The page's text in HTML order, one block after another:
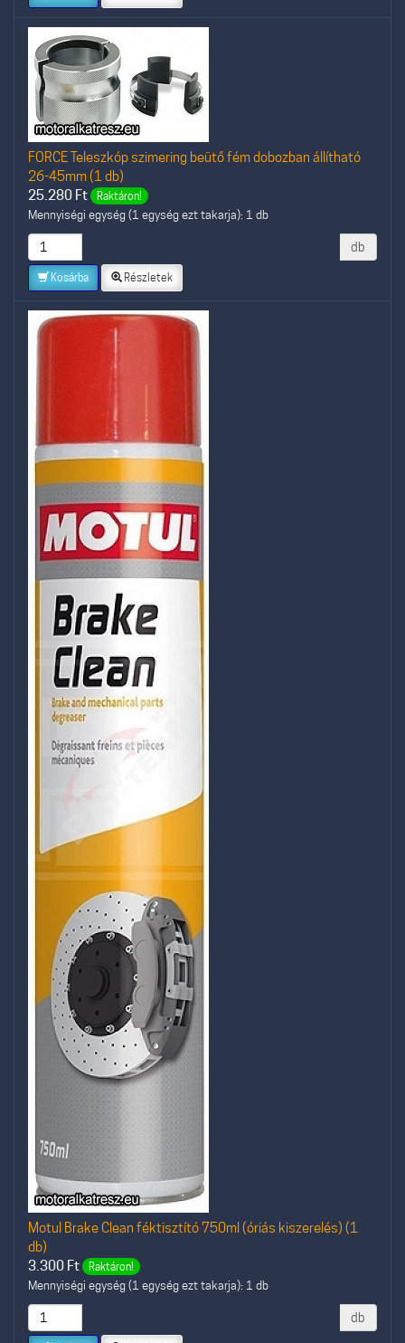
FORCE Teleszkóp szimering beütő fém dobozban állítható
26-45mm (1 db)
25.280 Ft Raktáron!
Mennyiségi egység (1 egység ezt takarja): 1 db
db
Kosárba Részletek
Motul Brake Clean féktisztító 750ml (óriás kiszerelés) (1
db)
3.300 Ft Raktáron!
Mennyiségi egység (1 egység ezt takarja): 1 db
db